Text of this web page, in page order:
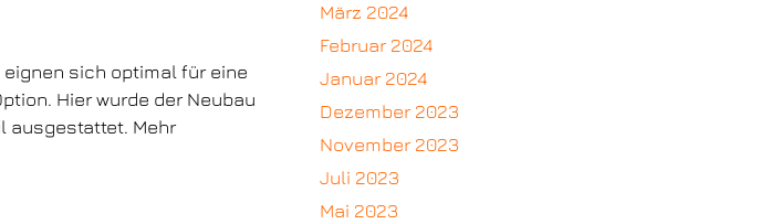
eignen sich optimal für eine
Hier wurde der Neubau
ausgestattet. Mehr
März 2024
Februar 2024
Januar 2024
Dezember 2023
November 2023
Juli 2023
Mai 2023